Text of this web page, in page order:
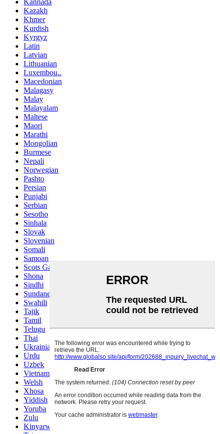
Kannada
Kazakh
Khmer
Kurdish
Kyrgyz
Latin
Latvian
Lithuanian
Luxembou..
Macedonian
Malagasy
Malay
Malayalam
Maltese
Maori
Marathi
Mongolian
Burmese
Nepali
Norwegian
Pashto
Persian
Punjabi
Serbian
Sesotho
Sinhala
Slovak
Slovenian
Somali
Samoan
Scots Gaelic
Shona
Sindhi
Sundanese
Swahili
Tajik
Tamil
Telugu
Thai
Ukrainian
Urdu
Uzbek
Vietnamese
Welsh
Xhosa
Yiddish
Yoruba
Zulu
Kinyarwanda